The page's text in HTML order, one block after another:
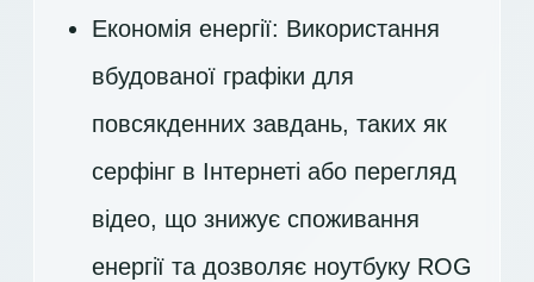
Економія енергії: Використання
вбудованої графіки для
повсякденних завдань, таких як
серфінг в Інтернеті або перегляд
відео, що знижує споживання
енергії та дозволяє ноутбуку ROG